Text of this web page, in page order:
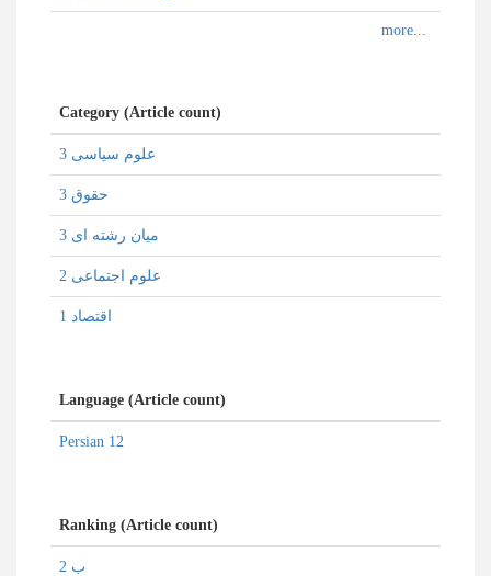
Category (Article count)
علوم سیاسی 3
حقوق 3
میان رشته ای 3
علوم اجتماعی 2
اقتصاد 1
Language (Article count)
Persian 12
Ranking (Article count)
ب 2